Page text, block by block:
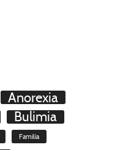
Anorexia
Bulimia
Familia